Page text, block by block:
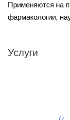
Применяются на
фармакологии,
Услуги